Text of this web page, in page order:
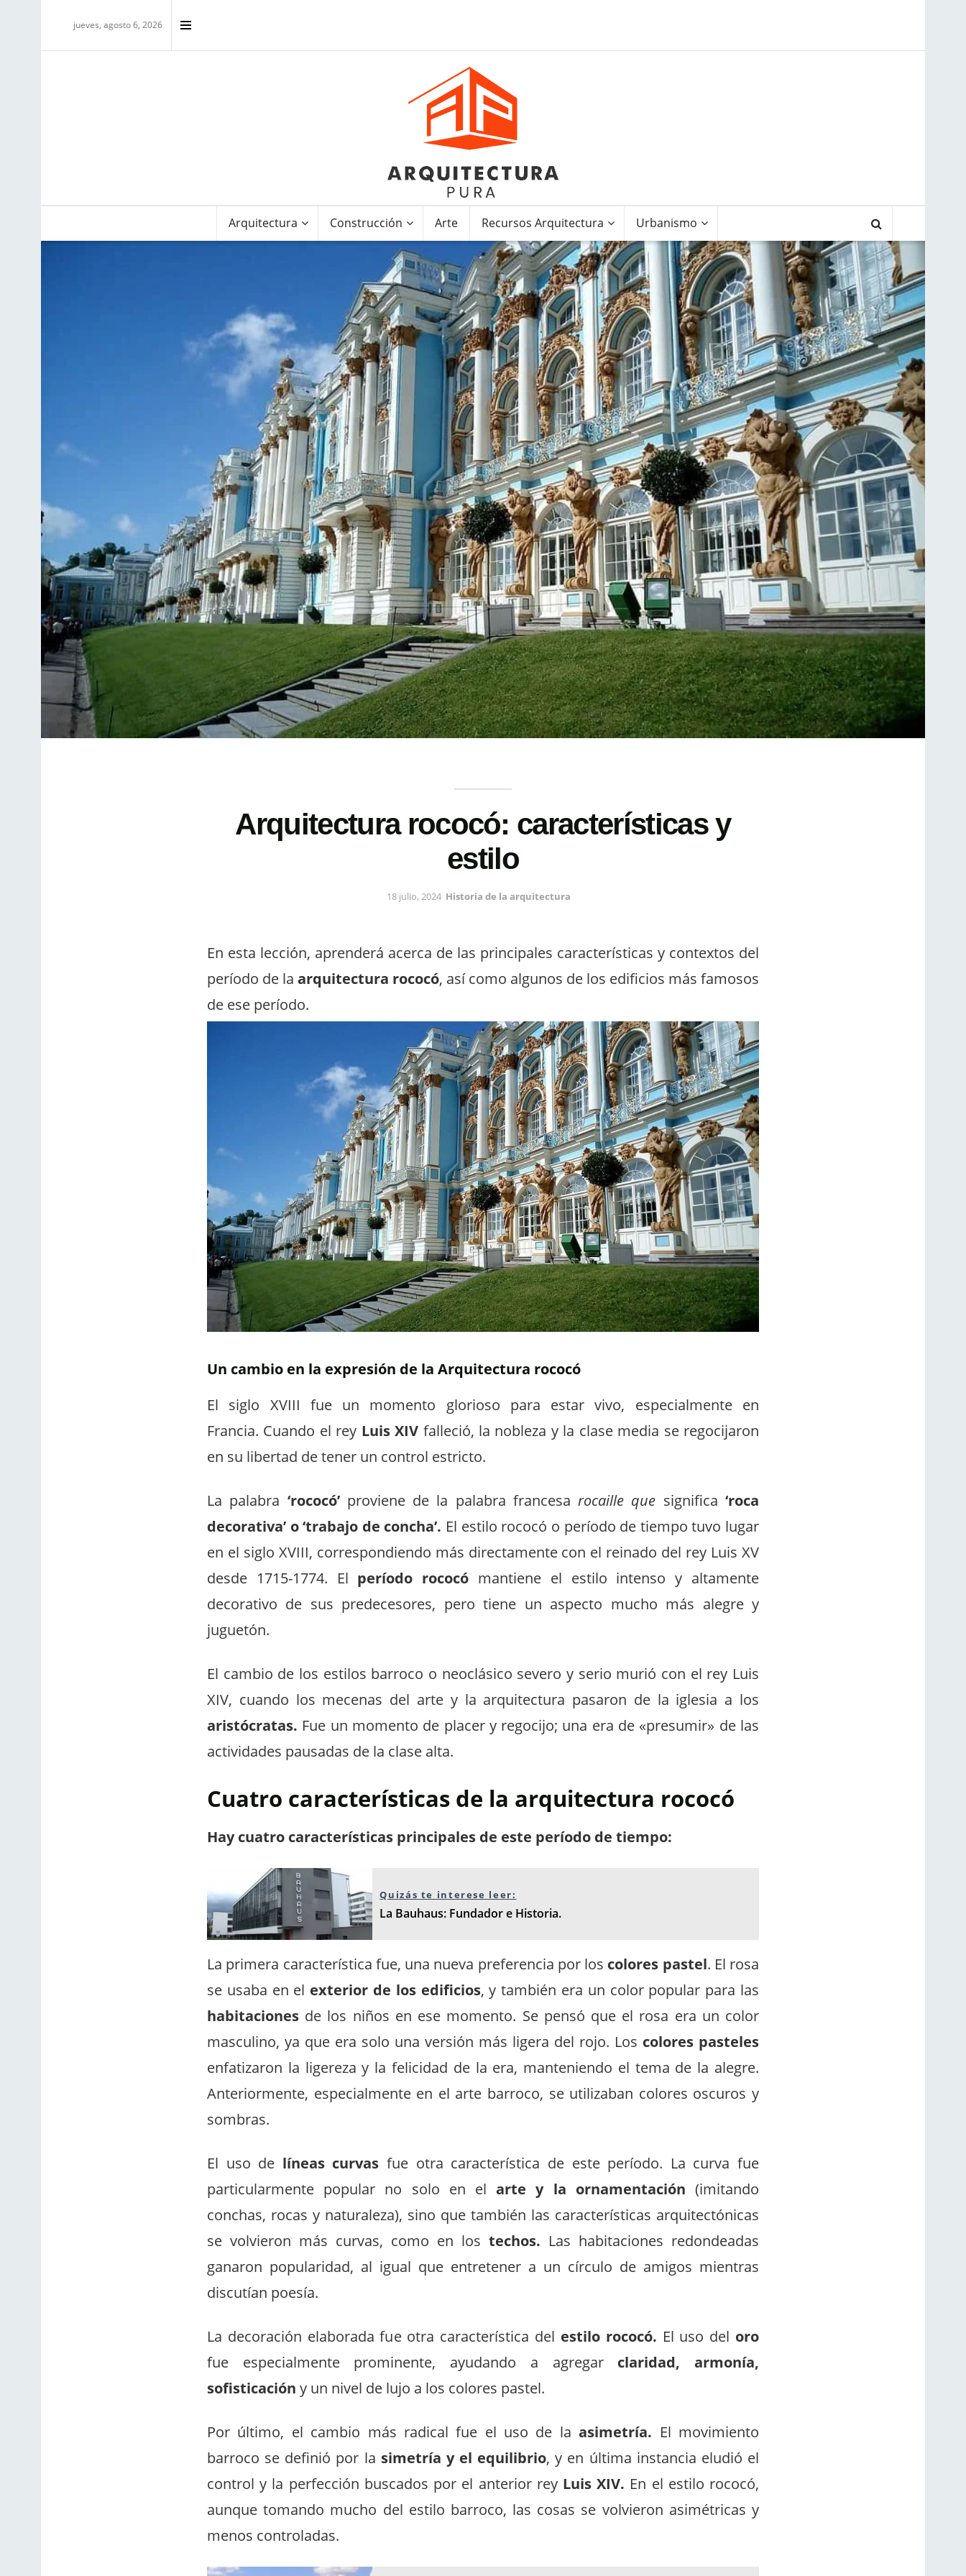
jueves, agosto 6, 2026
Arquitectura Construcción Arte Recursos Arquitectura Urbanismo
Arquitectura rococó: características y
estilo
18 julio, 2024 Historia de la arquitectura
En esta lección, aprenderá acerca de las principales características y contextos del
período de la arquitectura rococó, así como algunos de los edificios más famosos
de ese período.
Un cambio en la expresión de la Arquitectura rococó
El siglo XVIII fue un momento glorioso para estar vivo, especialmente en
Francia. Cuando el rey Luis XIV falleció, la nobleza y la clase media se regocijaron
en su libertad de tener un control estricto.
La palabra ‘rococó’proviene de la palabra francesarocaille que significa‘roca
decorativa’ o ‘trabajo de concha’. El estilo rococó o período de tiempo tuvo lugar
en el siglo XVIII, correspondiendo más directamente con el reinado del rey Luis XV
desde 1715-1774. El período rococó mantiene el estilo intenso y altamente
decorativo de sus predecesores, pero tiene un aspecto mucho más alegre y
juguetón.
El cambio de los estilos barroco o neoclásico severo y serio murió con el rey Luis
XIV, cuando los mecenas del arte y la arquitectura pasaron de la iglesia a los
aristócratas. Fue un momento de placer y regocijo; una era de «presumir» de las
actividades pausadas de la clase alta.
Cuatro características de la arquitectura rococó
Hay cuatro características principales de este período de tiempo:
Quizás te interese leer:
La Bauhaus: Fundador e Historia.
La primera característica fue, una nueva preferencia por los colores pastel. El rosa
se usaba en el exterior de los edificios, y también era un color popular para las
habitaciones de los niños en ese momento. Se pensó que el rosa era un color
masculino, ya que era solo una versión más ligera del rojo. Los colores pasteles
enfatizaron la ligereza y la felicidad de la era, manteniendo el tema de la alegre.
Anteriormente, especialmente en el arte barroco, se utilizaban colores oscuros y
sombras.
El uso de líneas curvas fue otra característica de este período. La curva fue
particularmente popular no solo en elarte y la ornamentación (imitando
conchas, rocas y naturaleza), sino que también las características arquitectónicas
se volvieron más curvas, como en los techos. Las habitaciones redondeadas
ganaron popularidad, al igual que entretener a un círculo de amigos mientras
discutían poesía.
La decoración elaborada fue otra característica del estilo rococó. El uso del oro
fue especialmente prominente, ayudando a agregar claridad, armonía,
sofisticación y un nivel de lujo a los colores pastel.
Por último, el cambio más radical fue el uso de laasimetría. El movimiento
barroco se definió por la simetría y el equilibrio, y en última instancia eludió el
control y la perfección buscados por el anterior rey Luis XIV. En el estilo rococó,
aunque tomando mucho del estilo barroco, las cosas se volvieron asimétricas y
menos controladas.